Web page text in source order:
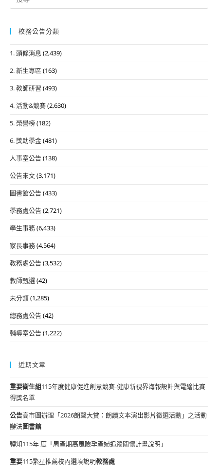
for:
校務公告分類
1. 頭條消息 (2,439)
2. 新生專區 (163)
3. 教師研習 (493)
4. 活動&競賽(2,630)
5. 榮譽榜(182)
6. 獎助學金(481)
人事室公告(138)
公告來文(3,171)
圖書館公告(433)
學務處公告(2,721)
學生事務(6,433)
家長事務(4,564)
教務處公告(3,532)
教師甄選(42)
未分類(1,285)
總務處公告(42)
輔導室公告(1,222)
近期文章
重要衛生組115年度健康促進創意競賽-健康新視界海報設計與電繪比賽
得獎名單
公告高市圖辦理「2026朗聲大賞：朗讀文本演出影片徵選活動」之活動
辦法圖書館
轉知115年 度「周產期高風險孕產婦追蹤關懷計畫說明」
重要115繁星推薦校內選填說明教務處